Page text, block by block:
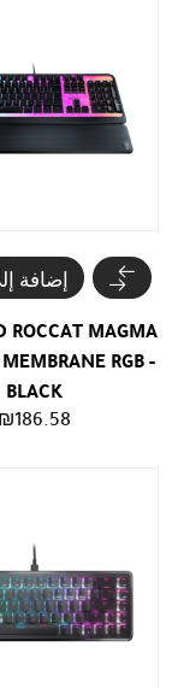
ROCCAT MAGMA
RGB -
BLACK
₪186.58
إضافة